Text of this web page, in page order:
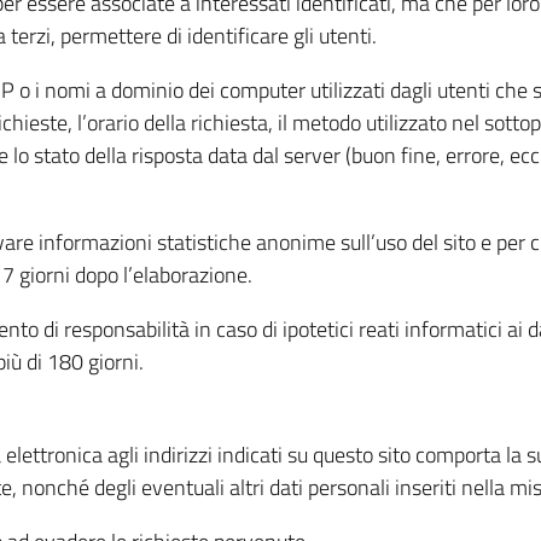
terzi, permettere di identificare gli utenti.
o i nomi a dominio dei computer utilizzati dagli utenti
l’orario della richiesta, il metodo utilizzato nel
stato della risposta data dal server (buon fine, errore,
informazioni statistiche anonime sull’uso del sito e
dopo l’elaborazione.
di responsabilità in caso di ipotetici reati informatici ai
di 180 giorni.
agli indirizzi indicati su questo sito comporta la
nonché degli eventuali altri dati personali inseriti nella